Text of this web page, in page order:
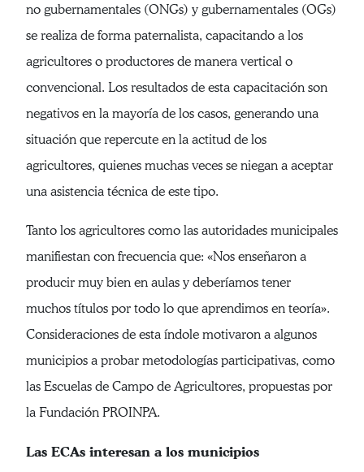
no gubernamentales (ONGs) y gubernamentales (OGs)
se realiza de forma paternalista, capacitando a los
agricultores o productores de manera vertical o
convencional. Los resultados de esta capacitación son
negativos en la mayoría de los casos, generando una
situación que repercute en la actitud de los
agricultores, quienes muchas veces se niegan a aceptar
una asistencia técnica de este tipo.
Tanto los agricultores como las autoridades municipales
manifiestan con frecuencia que: «Nos enseñaron a
producir muy bien en aulas y deberíamos tener
muchos títulos por todo lo que aprendimos en teoría».
Consideraciones de esta índole motivaron a algunos
municipios a probar metodologías participativas, como
las Escuelas de Campo de Agricultores, propuestas por
la Fundación PROINPA.
Las ECAs interesan a los municipios